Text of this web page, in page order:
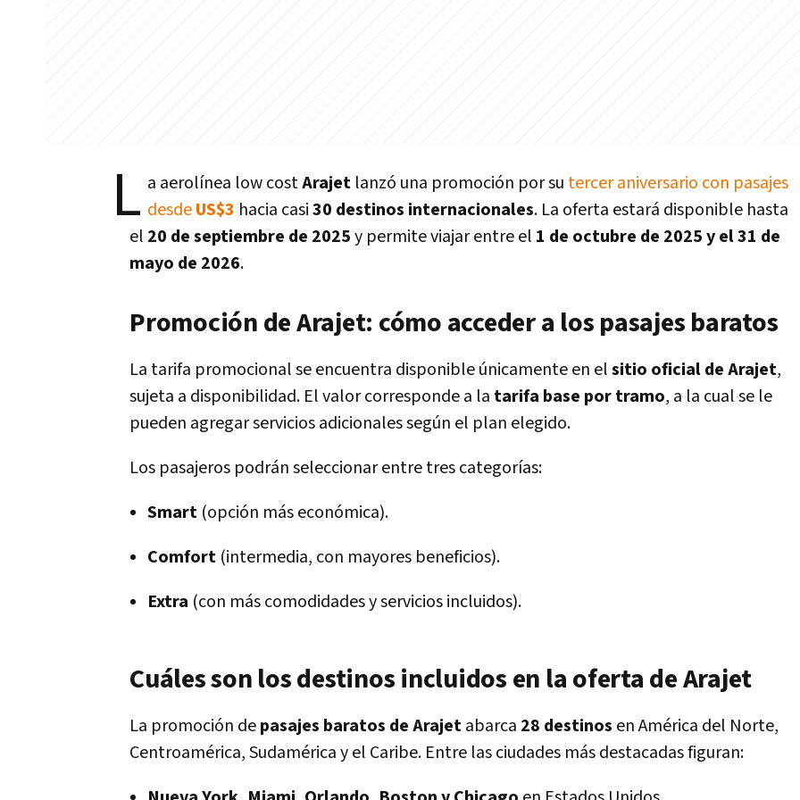
L a aerolínea low costArajet lanzó una promoción por su tercer aniversario con pasajes
desdeUS$3 hacia casi30 destinos internacionales. La oferta estará disponible hasta
el 20 de septiembre de 2025y permite viajar entre el 1 de octubre de 2025 y el 31 de
mayo de 2026.
Promoción de Arajet: cómo acceder a los pasajes baratos
La tarifa promocional se encuentra disponible únicamente en elsitio oficial de Arajet,
sujeta a disponibilidad. El valor corresponde a la tarifa base por tramo, a la cual se le
pueden agregar servicios adicionales según el plan elegido.
Los pasajeros podrán seleccionar entre tres categorías:
Smart (opción más económica).
Comfort (intermedia, con mayores beneficios).
Extra (con más comodidades y servicios incluidos).
Cuáles son los destinos incluidos en la oferta de Arajet
La promoción depasajes baratos de Arajetabarca 28 destinos en América del Norte,
Centroamérica, Sudamérica y el Caribe. Entre las ciudades más destacadas figuran: